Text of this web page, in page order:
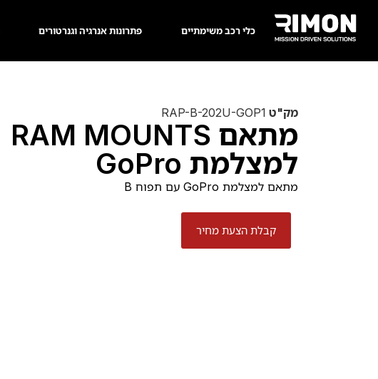
כלי רכב משימתיים פתרונות אנרגיה וגנרטורים
מק"ט RAP-B-202U-GOP1
מתאם RAM MOUNTS
למצלמת GoPro
מתאם למצלמת GoPro עם תפוח B
קבלת הצעת מחיר